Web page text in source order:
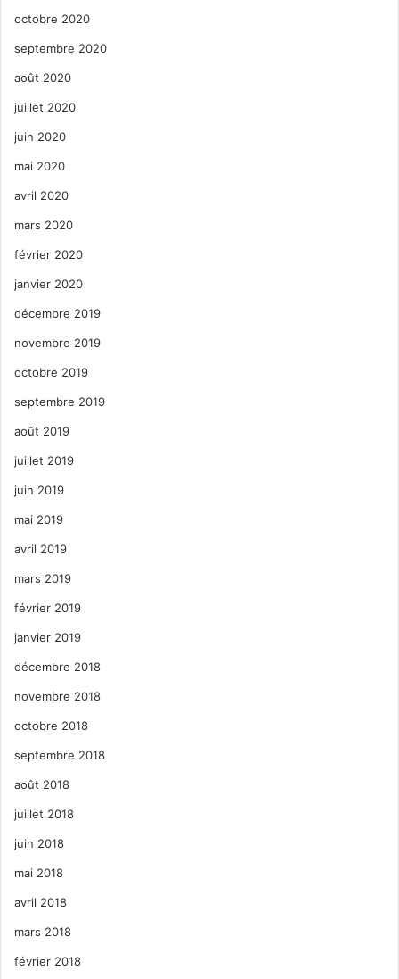
octobre 2020
septembre 2020
août 2020
juillet 2020
juin 2020
mai 2020
avril 2020
mars 2020
février 2020
janvier 2020
décembre 2019
novembre 2019
octobre 2019
septembre 2019
août 2019
juillet 2019
juin 2019
mai 2019
avril 2019
mars 2019
février 2019
janvier 2019
décembre 2018
novembre 2018
octobre 2018
septembre 2018
août 2018
juillet 2018
juin 2018
mai 2018
avril 2018
mars 2018
février 2018